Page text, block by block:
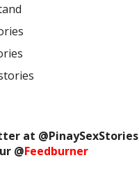
at @PinaySexStories
@Feedburner